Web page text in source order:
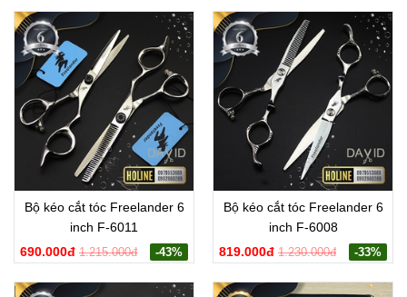
Bộ kéo cắt tóc Freelander 6
inch F-6011
690.000đ 1.215.000đ -43%
Bộ kéo cắt tóc Freelander 6
inch F-6008
819.000đ 1.230.000đ -33%